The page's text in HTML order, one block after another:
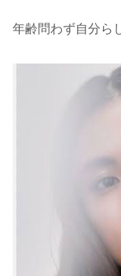
年齢問わず自分ら